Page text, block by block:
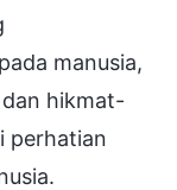
manusia,
hikmat-
perhatian